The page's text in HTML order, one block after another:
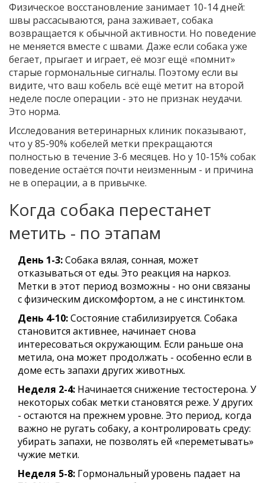
Физическое восстановление занимает 10-14 дней:
швы рассасываются, рана заживает, собака
возвращается к обычной активности. Но поведение
не меняется вместе с швами. Даже если собака уже
бегает, прыгает и играет, её мозг ещё «помнит»
старые гормональные сигналы. Поэтому если вы
видите, что ваш кобель всё ещё метит на второй
неделе после операции - это не признак неудачи.
Это норма.
Исследования ветеринарных клиник показывают,
что у 85-90% кобелей метки прекращаются
полностью в течение 3-6 месяцев. Но у 10-15% собак
поведение остаётся почти неизменным - и причина
не в операции, а в привычке.
Когда собака перестанет
метить - по этапам
День 1-3:Собака вялая, сонная, может
отказываться от еды. Это реакция на наркоз.
Метки в этот период возможны - но они связаны
с физическим дискомфортом, а не с инстинктом.
День 4-10:Состояние стабилизируется. Собака
становится активнее, начинает снова
интересоваться окружающим. Если раньше она
метила, она может продолжать - особенно если в
доме есть запахи других животных.
Неделя 2-4: Начинается снижение тестостерона. У
некоторых собак метки становятся реже. У других
- остаются на прежнем уровне. Это период, когда
важно не ругать собаку, а контролировать среду:
убирать запахи, не позволять ей «переметывать»
чужие метки.
Неделя 5-8: Гормональный уровень падает на